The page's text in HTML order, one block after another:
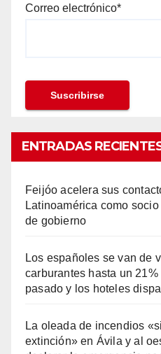
Correo electrónico*
ENTRADAS
Feijóo acelera sus
Latinoamérica como
de gobierno
Los españoles se van de
carburantes hasta un
pasado y los hoteles
La oleada de incendios
extinción» en Ávila y al